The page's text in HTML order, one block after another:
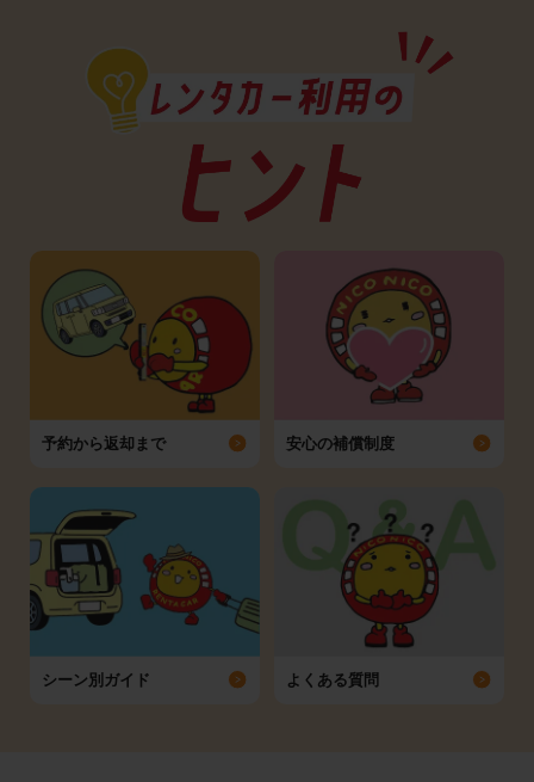
予約から返却まで 安心の補償制度
シーン別ガイド よくある質問